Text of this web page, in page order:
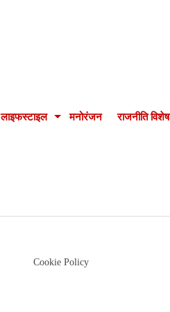
लाइफस्टाइल मनोरंजन राजनीति विशेष
Cookie Policy